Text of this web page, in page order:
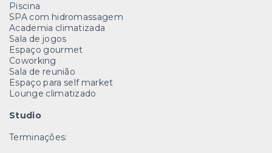
Piscina
SPA com hidromassagem
Academia climatizada
Sala de jogos
Espaço gourmet
Coworking
Sala de reunião
Espaço para self market
Lounge climatizado
Studio
Terminações: